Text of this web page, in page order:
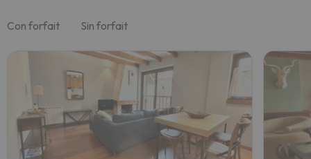
Con forfait Sin forfait